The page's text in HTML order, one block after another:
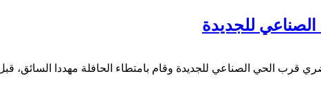
للجديدة
الحي الصناعي للجديدة وقام بامتطاء الحافلة مهددا السائق،